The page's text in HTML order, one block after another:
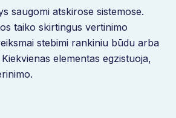
saugomi atskirose sistemose.
taiko skirtingus vertinimo
stebimi rankiniu būdu arba
elementas egzistuoja,